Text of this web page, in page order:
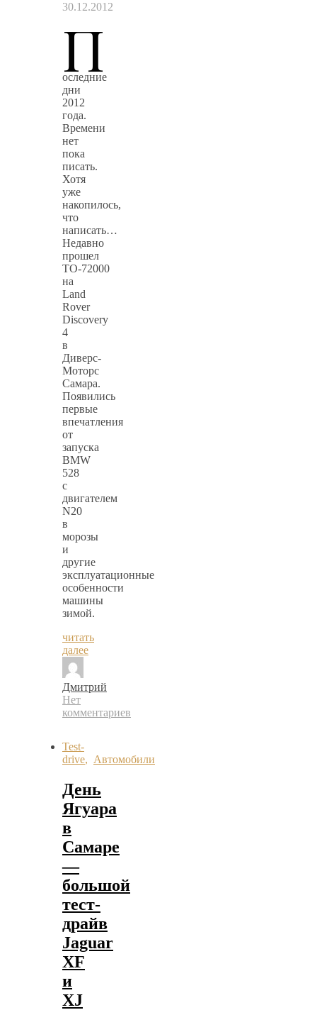
30.12.2012
П
оследние
дни
2012
года.
Времени
нет
пока
писать.
Хотя
уже
накопилось,
что
написать…
Недавно
прошел
ТО-72000
на
Land
Rover
Discovery
4
в
Диверс-
Моторс
Самара.
Появились
первые
впечатления
от
запуска
BMW
528
с
двигателем
N20
в
морозы
и
другие
эксплуатационные
особенности
машины
зимой.
читать
далее
Дмитрий
Нет
комментариев
Test-
drive, Автомобили
День
Ягуара
в
Самаре
—
большой
тест-
драйв
Jaguar
XF
и
XJ